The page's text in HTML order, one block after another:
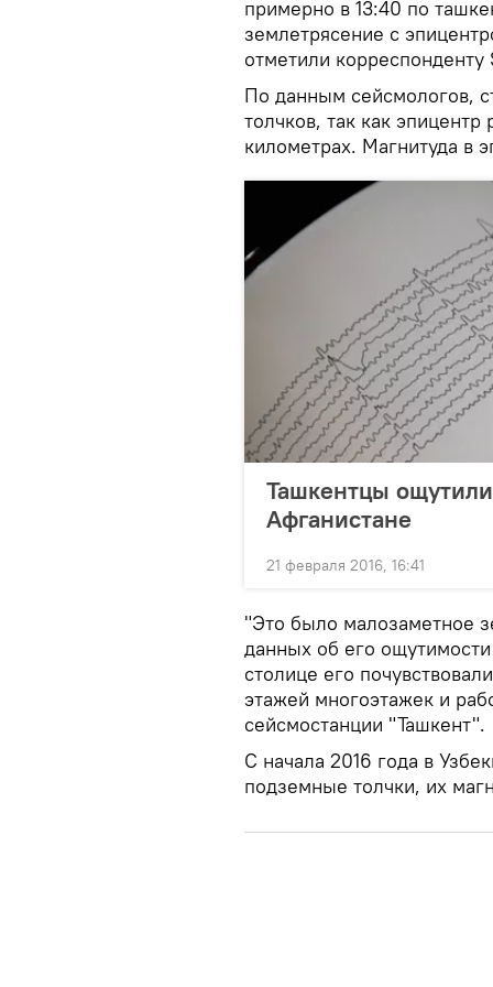
примерно в 13:40 по
землетрясение с
отметили
По данным сейсмологов,
толчков, так как
километрах. Магнитуда в
Ташкентцы
Афганистане
21 февраля 2016, 16:41
"Это было малозаметное
данных об его ощутимости
столице его
этажей многоэтажек и
сейсмостанции "Ташкент".
С начала 2016 года в
подземные толчки, их